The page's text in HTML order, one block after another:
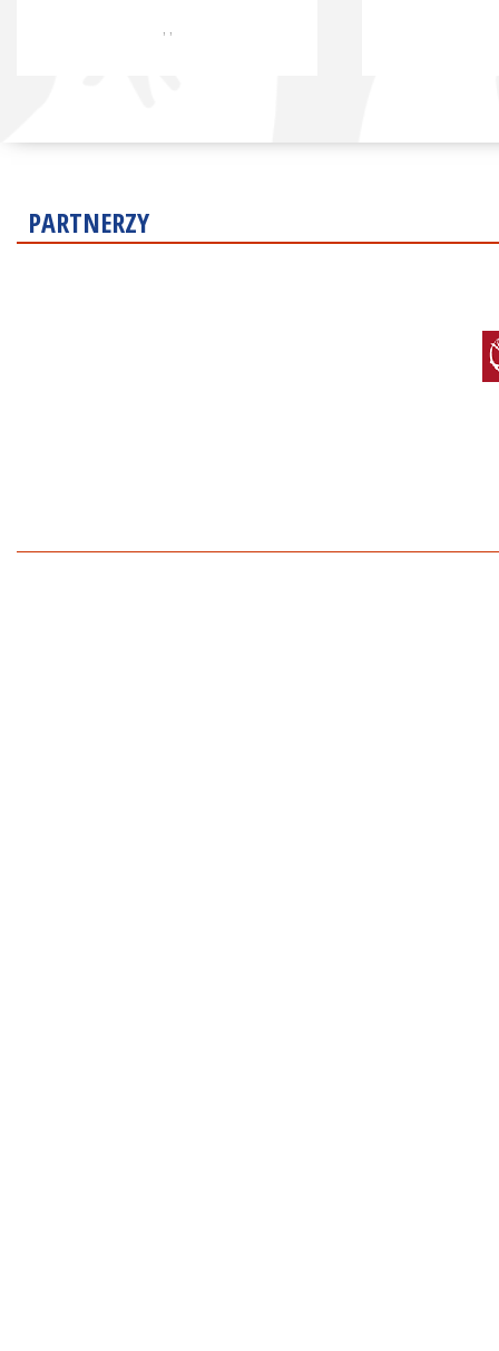
, ,
PARTNERZY